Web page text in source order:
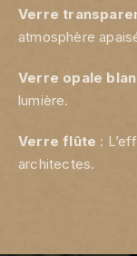
Verre
atmosphère
Verre opale
lumière.
Verre flûte :
architectes.